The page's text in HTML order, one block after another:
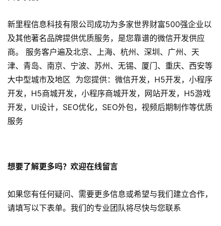
发
小
程
序
开
发
网
e
o
新里程信息科技有限公司成功为多家世界财富500强企业以
及其他著名品牌提供优质服务，是您靠谱的微信开发供应
商。 服务客户遍及北京、上海、杭州、深圳、广州、天
津、青岛、南京、宁波、苏州、无锡、厦门、重庆、西安等
大中型城市及地区 为您提供：微信开发，H5开发，小程序
开发，H5商城开发，小程序商城开发，网站开发，H5游戏
开发，UI设计，SEO优化，SEO外包，视频后期制作等优质
服务
想要了解更多吗？欢迎在线留言
如果您有任何疑问、需要更多信息或希望与我们建立合作，
请填写以下表单。我们的专业团队将尽快与您联系